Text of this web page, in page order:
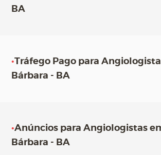
BA
•Tráfego Pago para
Bárbara - BA
•Anúncios para Angiologistas
Bárbara - BA